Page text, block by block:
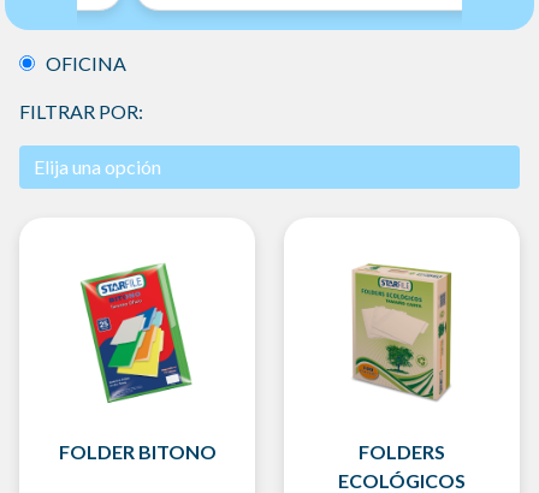
OFICINA
FILTRAR POR:
FOLDER BITONO
FOLDERS
ECOLÓGICOS